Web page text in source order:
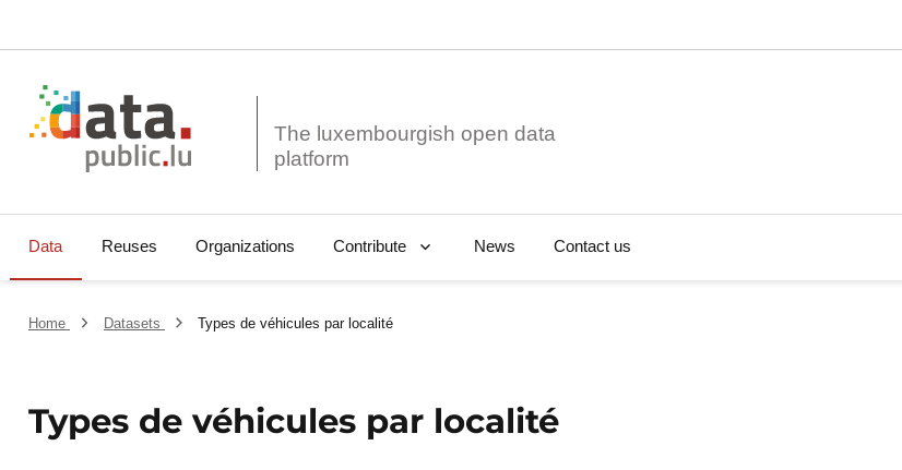
The luxembourgish open data
Data Reuses Organizations Contribute News Contact us
Home Datasets Types de véhicules par localité
Types de véhicules par localité